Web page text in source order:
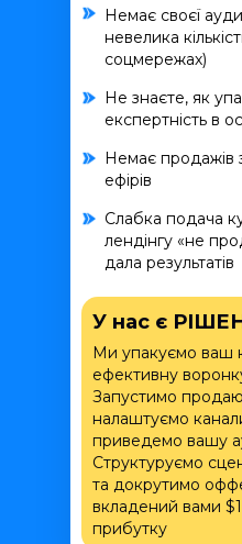
У нас є
Ми упакуємо ваш
ефективну
Запустимо
налаштуємо
приведемо вашу
Структуруємо
та докрутимо
вкладений вами
прибутку
Немає своєї
невелика
соцмережах)
Не знаєте, як
експертність в
Немає продажів
ефірів
Слабка подача
лендінгу «не
дала результатів